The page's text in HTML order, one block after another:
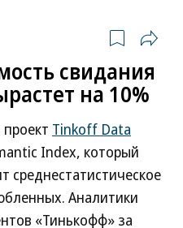
свидания
на 10%
Tinkoff Data
Index, который
среднестатистическое
Аналитики
«Тинькофф» за